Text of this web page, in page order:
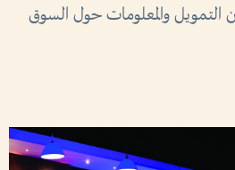
التمويل والمعلومات حول السوق